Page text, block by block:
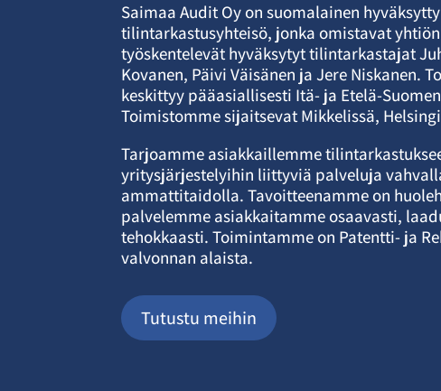
Saimaa Audit Oy on suomalainen hyväksytty
tilintarkastusyhteisö, jonka omistavat
työskentelevät hyväksytyt tilintarkastajat
Kovanen, Päivi Väisänen ja Jere Niskanen.
keskittyy pääasiallisesti Itä- ja Etelä-
Toimistomme sijaitsevat Mikkelissä,
Tarjoamme asiakkaillemme
yritysjärjestelyihin liittyviä palveluja
ammattitaidolla. Tavoitteenamme on
palvelemme asiakkaitamme osaavasti,
tehokkaasti. Toimintamme on Patentti- ja
valvonnan alaista.
Tutustu meihin